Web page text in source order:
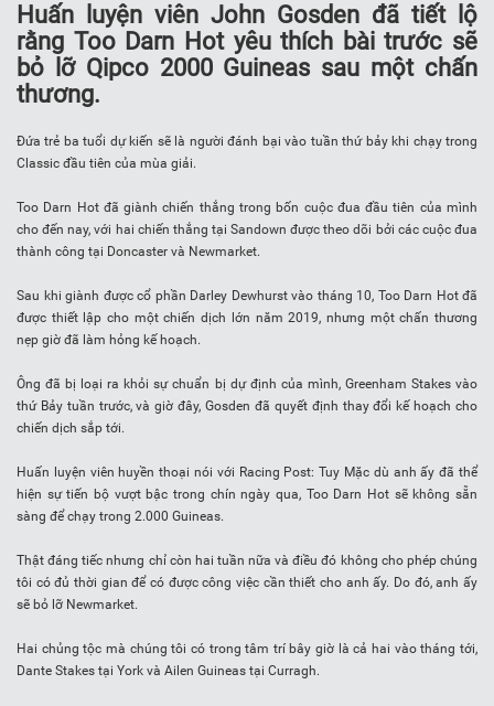
Huấn luyện viên John Gosden đã tiết lộ
rằng Too Darn Hot yêu thích bài trước sẽ
bỏ lỡ Qipco 2000 Guineas sau một chấn
thương.
Đứa trẻ ba tuổi dự kiến ​​sẽ là người đánh bại vào tuần thứ bảy khi chạy trong
Classic đầu tiên của mùa giải.
Too Darn Hot đã giành chiến thắng trong bốn cuộc đua đầu tiên của mình
cho đến nay, với hai chiến thắng tại Sandown được theo dõi bởi các cuộc đua
thành công tại Doncaster và Newmarket.
Sau khi giành được cổ phần Darley Dewhurst vào tháng 10, Too Darn Hot đã
được thiết lập cho một chiến dịch lớn năm 2019, nhưng một chấn thương
nẹp giờ đã làm hỏng kế hoạch.
Ông đã bị loại ra khỏi sự chuẩn bị dự định của mình, Greenham Stakes vào
thứ Bảy tuần trước, và giờ đây, Gosden đã quyết định thay đổi kế hoạch cho
chiến dịch sắp tới.
Huấn luyện viên huyền thoại nói với Racing Post: Tuy Mặc dù anh ấy đã thể
hiện sự tiến bộ vượt bậc trong chín ngày qua, Too Darn Hot sẽ không sẵn
sàng để chạy trong 2.000 Guineas.
Thật đáng tiếc nhưng chỉ còn hai tuần nữa và điều đó không cho phép chúng
tôi có đủ thời gian để có được công việc cần thiết cho anh ấy. Do đó, anh ấy
sẽ bỏ lỡ Newmarket.
Hai chủng tộc mà chúng tôi có trong tâm trí bây giờ là cả hai vào tháng tới,
Dante Stakes tại York và Ailen Guineas tại Curragh.